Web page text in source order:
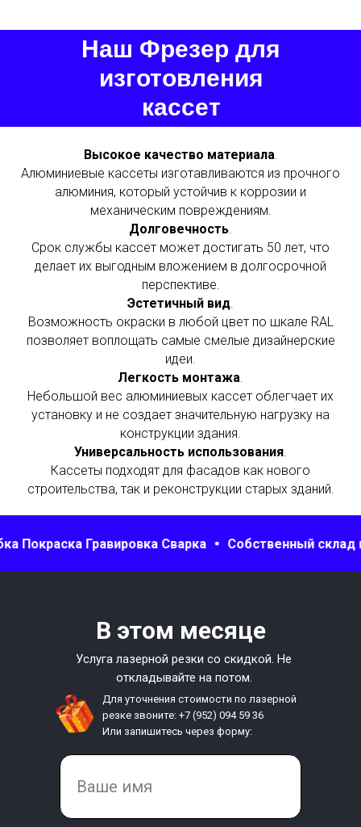
Наш Фрезер для
изготовления
кассет
Высокое качество материала.
Алюминиевые кассеты изготавливаются из прочного
алюминия, который устойчив к коррозии и
механическим повреждениям.
Долговечность.
Срок службы кассет может достигать 50 лет, что
делает их выгодным вложением в долгосрочной
перспективе.
Эстетичный вид.
Возможность окраски в любой цвет по шкале RAL
позволяет воплощать самые смелые дизайнерские
идеи.
Легкость монтажа.
Небольшой вес алюминиевых кассет облегчает их
установку и не создает значительную нагрузку на
конструкции здания.
Универсальность использования.
Кассеты подходят для фасадов как нового
строительства, так и реконструкции старых зданий.
Гравировка Сварка Собственный склад
В этом месяце
Услуга лазерной резки со скидкой. Не
откладывайте на потом.
Для уточнения стоимости по лазерной
резке звоните: +7 (952) 094 59 36
Или запишитесь через форму: